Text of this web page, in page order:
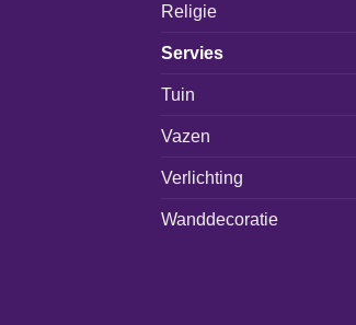
Religie
Servies
Tuin
Vazen
Verlichting
Wanddecoratie